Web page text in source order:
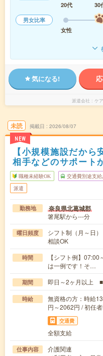
20代
30
男女比率
女性
気になる!
派遣会社 ケ
未読
NEW
掲載日 2026/08/07
【小規模施設だか
相手などのサポート
職種未経験OK 交通費別途支給
派遣
勤務地 奈良県北葛城郡
箸尾駅から---分
曜日頻度
シフト制（月～日
相談OK
時間
【シフト例】
は一例です！そ…
期間 即日～2ヶ月以上 ■
時給
無資格の方：時給
円～2062円 / 初任
交通費
全額支給
仕事内容
介護関連